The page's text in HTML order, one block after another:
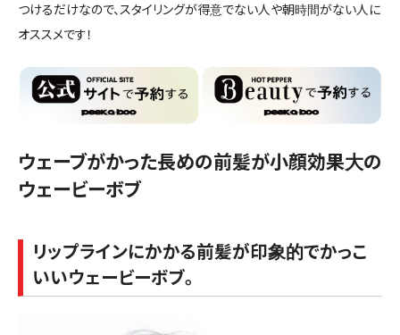
つけるだけなので、スタイリングが得意でない人や朝時間がない人に
オススメです！
ウェーブがかった長めの前髪が小顔効果大の
ウェービーボブ
リップラインにかかる前髪が印象的でかっこ
いいウェービーボブ。